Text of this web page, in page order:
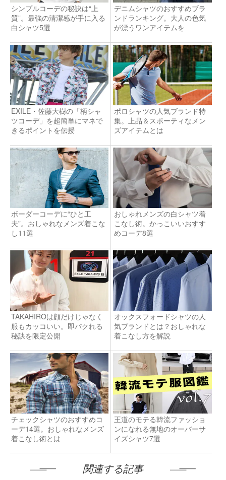
シンプルコーデの秘訣は“上
質”。最強の清潔感が手に入る
白シャツ5選
デニムシャツのおすすめブラ
ンドランキング。大人の色気
が漂うワンアイテムを
EXILE・佐藤大樹の「柄シャ
ツコーデ」を超簡単にマネで
きるポイントを伝授
ポロシャツの人気ブランド特
集。上品＆スポーティなメン
ズアイテムとは
ボーダーコーデに“ひと工
夫”。おしゃれなメンズ着こな
し11選
おしゃれメンズの白シャツ着
こなし術。かっこいいおすす
めコーデ8選
TAKAHIROは顔だけじゃなく
服もカッコいい。即パクれる
秘訣を限定公開
オックスフォードシャツの人
気ブランドとは？おしゃれな
着こなし方を解説
チェックシャツのおすすめコ
ーデ14選。おしゃれなメンズ
着こなし術とは
王道のモテる韓流ファッショ
ンになれる無地のオーバーサ
イズシャツ7選
関連する記事